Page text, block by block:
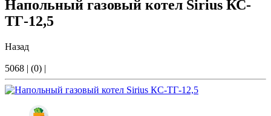
Напольный газовый котел Sirius КС-
ТГ-12,5
Назад
5068 | (0) |